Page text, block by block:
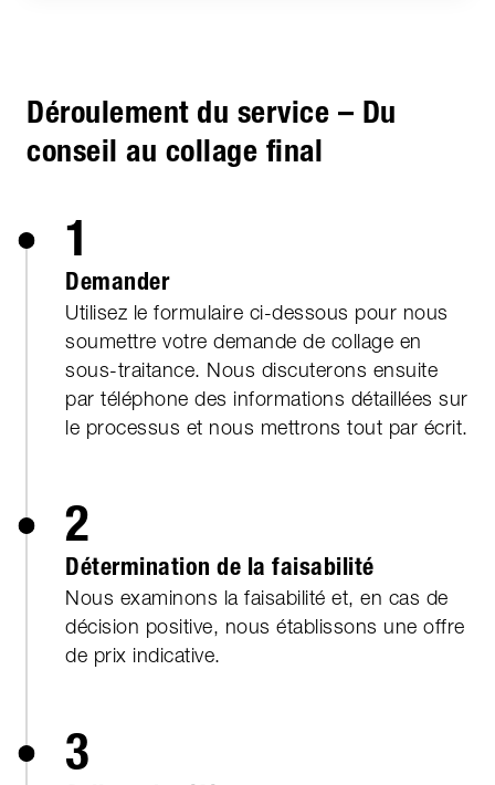
Déroulement du service – Du
conseil au collage final
1
Demander
Utilisez le formulaire ci-dessous pour nous
soumettre votre demande de collage en
sous-traitance. Nous discuterons ensuite
par téléphone des informations détaillées sur
le processus et nous mettrons tout par écrit.
2
Détermination de la faisabilité
Nous examinons la faisabilité et, en cas de
décision positive, nous établissons une offre
de prix indicative.
3